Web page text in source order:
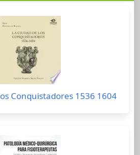
Conquistadores 1536 1604